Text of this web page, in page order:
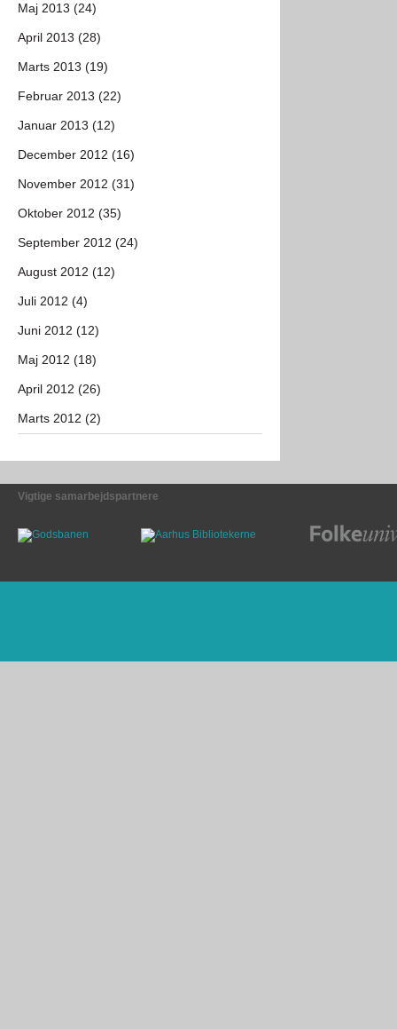
Maj 2013 (24)
April 2013 (28)
Marts 2013 (19)
Februar 2013 (22)
Januar 2013 (12)
December 2012 (16)
November 2012 (31)
Oktober 2012 (35)
September 2012 (24)
August 2012 (12)
Juli 2012 (4)
Juni 2012 (12)
Maj 2012 (18)
April 2012 (26)
Marts 2012 (2)
Vigtige samarbejdspartnere